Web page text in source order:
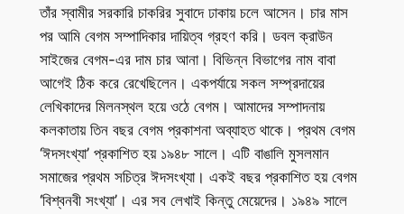
তাঁর স্বামীর সরকারি চাকরির সুবাদে ঢাকায় চলে আসেন। চার মাস
পর আমি বেগম সম্পাদিকার দায়িত্ব গ্রহণ করি। ডবল ক্রাউন
সাইজের বেগম-এর দাম চার আনা। বিভিন্ন বিভাগের নাম বাবা
আগেই ঠিক করে রেখেছিলেন। একপর্যায়ে সকল সম্প্রদায়ের
লেখিকাদের মিলনস্থল হয়ে ওঠে বেগম। আমাদের সম্পাদনায়
কলকাতায় তিন বছর বেগম প্রকাশনা অব্যাহত থাকে। প্রথম বেগম
‘ঈদসংখ্যা’ প্রকাশিত হয় ১৯৪৮ সালে। এটি বাঙালি মুসলমান
সমাজের প্রথম সচিত্র ঈদসংখ্যা। একই বছর প্রকাশিত হয় বেগম
‘বিশ্বনবী সংখ্যা’। এর সব লেখাই কিন্তু মেয়েদের। ১৯৪৯ সালে